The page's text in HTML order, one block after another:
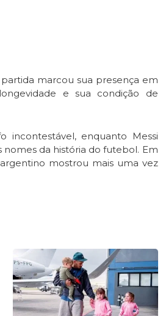
marcou sua presença em
e sua condição de
enquanto Messi
da história do futebol. Em
mostrou mais uma vez